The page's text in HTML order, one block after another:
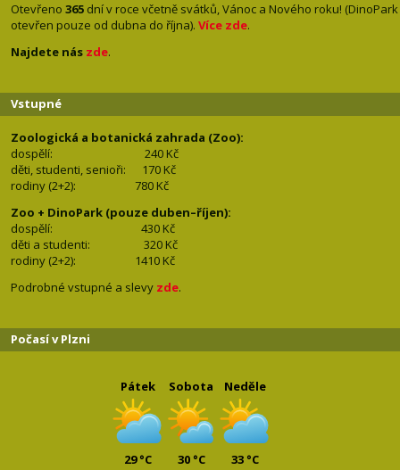
Otevřeno 365 dní v roce včetně svátků, Vánoc a Nového roku! (DinoPark
otevřen pouze od dubna do října). Více zde.
Najdete nás zde.
Vstupné
Zoologická a botanická zahrada (Zoo):
dospělí:
240 Kč
děti, studenti, senioři: 170 Kč
rodiny (2+2): 780 Kč
Zoo + DinoPark (pouze duben–říjen):
dospělí: 430 Kč
děti a studenti: 320 Kč
rodiny (2+2): 1410 Kč
Podrobné vstupné a slevy zde.
Počasí v Plzni
Pátek
29 °C
Sobota
30 °C
Neděle
33 °C